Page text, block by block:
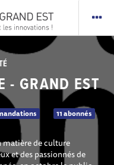
- GRAND EST
11 abonnés
matière de culture
et des passionnés de